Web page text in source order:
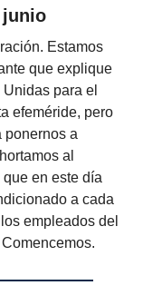
junio
Estamos
que explique
para el
efeméride, pero
ponernos a
al
en este día
a cada
empleados del